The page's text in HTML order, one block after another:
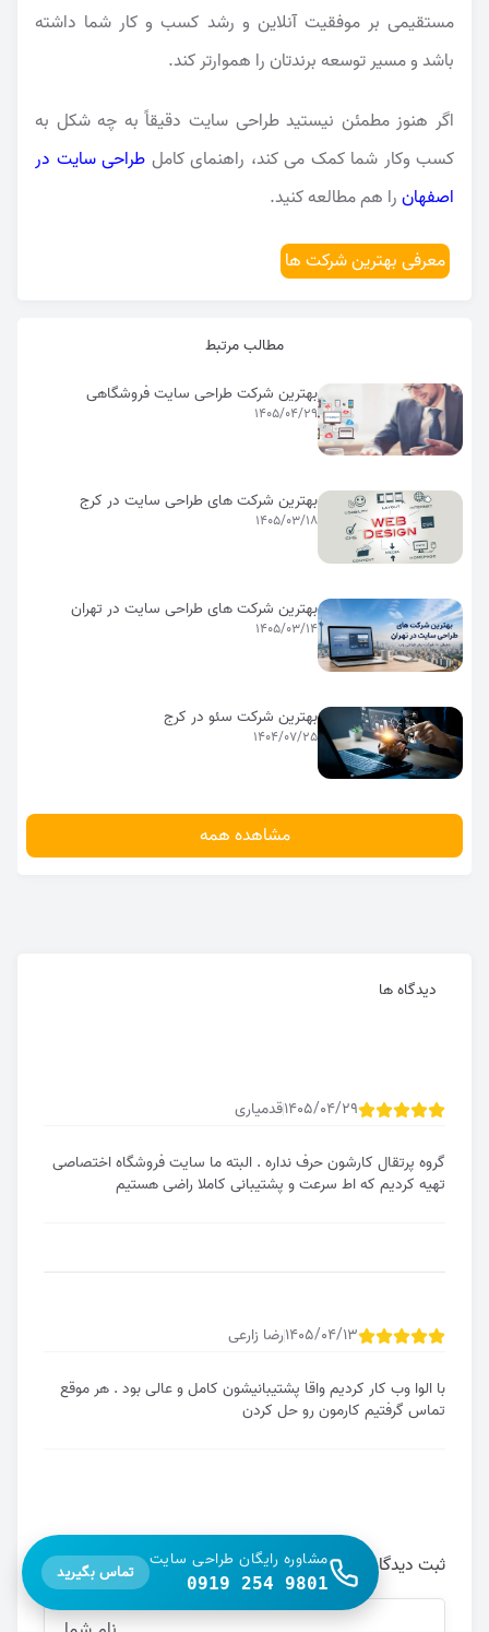
مستقیمی بر موفقیت آنلاین و رشد کسب و کار شما داشته
باشد و مسیر توسعه برندتان را هموارتر کند.
اگر هنوز مطمئن نیستید طراحی سایت دقیقاً به چه شکل به
کسب وکار شما کمک می کند، راهنمای کامل طراحی سایت در
اصفهانرا هم مطالعه کنید.
معرفی بهترین شرکت ها
مطالب مرتبط
بهترین شرکت طراحی سایت فروشگاهی
1405/04/29
بهترین شرکت های طراحی سایت در کرج
1405/03/18
بهترین شرکت های طراحی سایت در تهران
1405/03/14
بهترین شرکت سئو در کرج
1404/07/25
مشاهده همه
دیدگاه ها
ثبت دیدگاه
1405/04/29قدمیاری
گروه پرتقال کارشون حرف نداره . البته ما سایت فروشگاه اختصاصی
تهیه کردیم که اط سرعت و پشتیبانی کاملا راضی هستیم
1405/04/13رضا زارعی
با الوا وب کار کردیم واقا پشتیبانیشون کامل و عالی بود . هر موقع
تماس گرفتیم کارمون رو حل کردن
مشاوره رایگان طراحی سایت
0919 254 9801 تماس بگیرید